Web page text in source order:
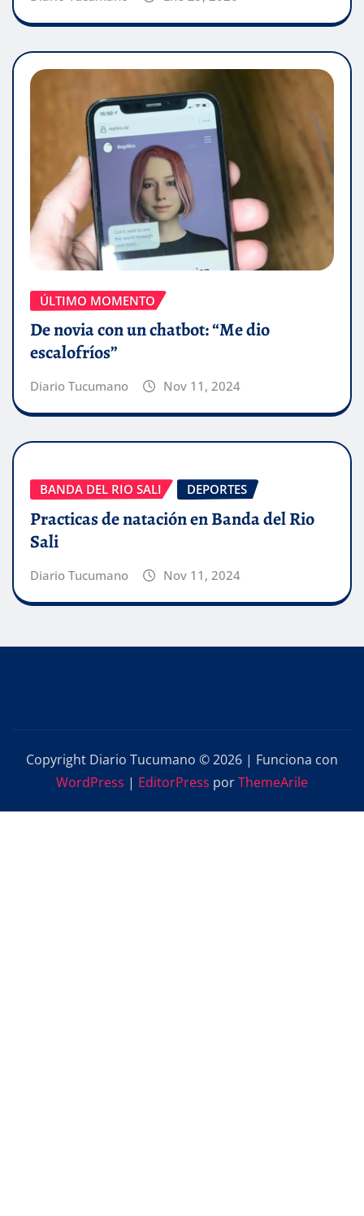
ÚLTIMO MOMENTO
De novia con un chatbot: “Me dio
escalofríos”
Diario Tucumano Nov 11, 2024
BANDA DEL RIO SALI DEPORTES
Practicas de natación en Banda del Rio
Sali
Diario Tucumano Nov 11, 2024
Copyright Diario Tucumano © 2026 | Funciona con
WordPress | EditorPress porThemeArile